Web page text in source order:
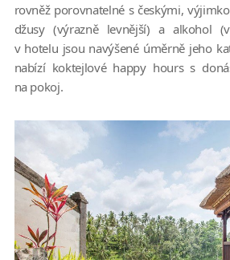
rovněž porovnatelné s českými,
džusy (výrazně levnější) a alkohol
v hotelu jsou navýšené úměrně jeho
nabízí koktejlové happy hours s
na pokoj.